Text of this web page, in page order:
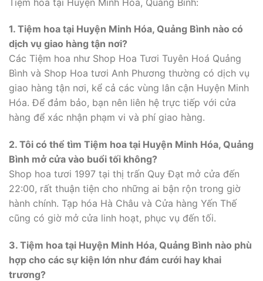
1. Tiệm hoa tại Huyện Minh Hóa, Quảng Bình nào có
dịch vụ giao hàng tận nơi?
Các Tiệm hoa như Shop Hoa Tươi Tuyên Hoá Quảng
Bình và Shop Hoa tươi Anh Phương thường có dịch vụ
giao hàng tận nơi, kể cả các vùng lân cận Huyện Minh
Hóa. Để đảm bảo, bạn nên liên hệ trực tiếp với cửa
hàng để xác nhận phạm vi và phí giao hàng.
2. Tôi có thể tìm Tiệm hoa tại Huyện Minh Hóa, Quảng
Bình mở cửa vào buổi tối không?
Shop hoa tươi 1997 tại thị trấn Quy Đạt mở cửa đến
22:00, rất thuận tiện cho những ai bận rộn trong giờ
hành chính. Tạp hóa Hà Châu và Cửa hàng Yến Thế
cũng có giờ mở cửa linh hoạt, phục vụ đến tối.
3. Tiệm hoa tại Huyện Minh Hóa, Quảng Bình nào phù
hợp cho các sự kiện lớn như đám cưới hay khai
trương?